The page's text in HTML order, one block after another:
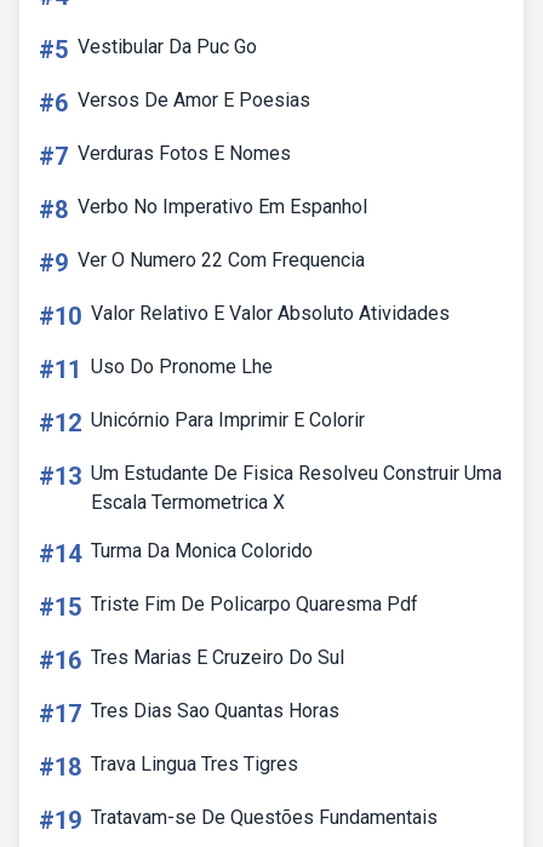
#5 Vestibular Da Puc Go
#6 Versos De Amor E Poesias
#7 Verduras Fotos E Nomes
#8 Verbo No Imperativo Em Espanhol
#9 Ver O Numero 22 Com Frequencia
#10 Valor Relativo E Valor Absoluto Atividades
#11 Uso Do Pronome Lhe
#12 Unicórnio Para Imprimir E Colorir
#13 Um Estudante De Fisica Resolveu Construir Uma
Escala Termometrica X
#14 Turma Da Monica Colorido
#15 Triste Fim De Policarpo Quaresma Pdf
#16 Tres Marias E Cruzeiro Do Sul
#17 Tres Dias Sao Quantas Horas
#18 Trava Lingua Tres Tigres
#19 Tratavam-se De Questões Fundamentais